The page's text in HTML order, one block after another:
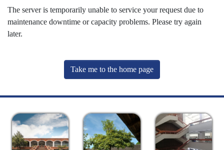
The server is temporarily unable to service your request due to
maintenance downtime or capacity problems. Please try again
later.
Take me to the home page